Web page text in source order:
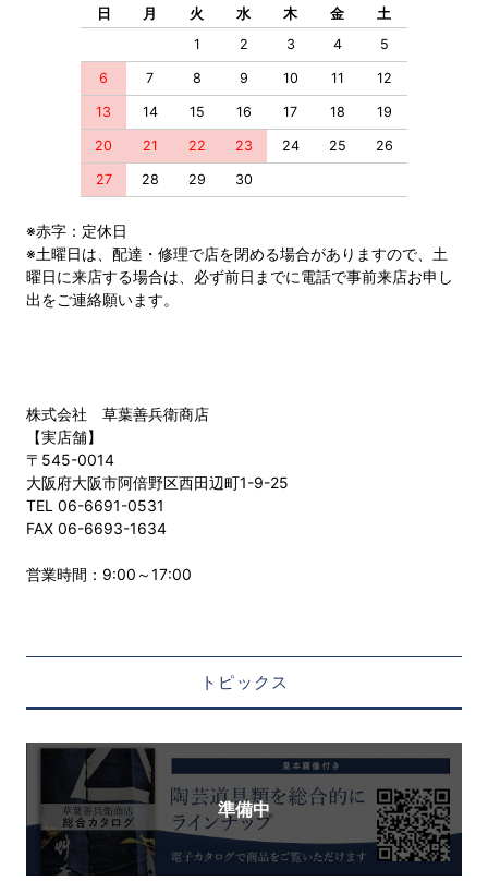
日 月 火 水 木 金
土
1
2 3 4 5
6 7 8 9 10 11 12
13 14 15 16 17 18 19
20 21 22 23 24 25 26
27 28 29 30
※赤字：定休日
※土曜日は、配達・修理で店を閉める場合がありますので、土
曜日に来店する場合は、必ず前日までに電話で事前来店お申し
出をご連絡願います。
株式会社 草葉善兵衛商店
【実店舗】
〒545-0014
大阪府大阪市阿倍野区西田辺町1-9-25
TEL 06-6691-0531
FAX 06-6693-1634
営業時間：9:00～17:00
トピックス